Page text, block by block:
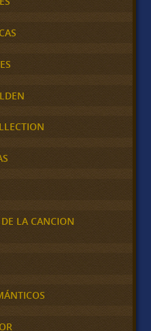
LA CANCION